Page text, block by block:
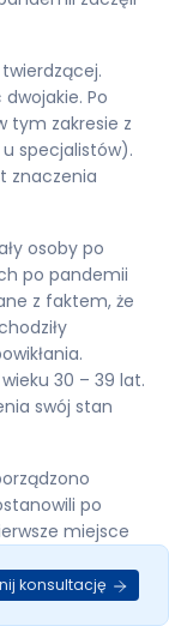
Po
tym zakresie z
specjalistów).
znaczenia
osoby po
po pandemii
z faktem, że
30 – 39 lat.
swój stan
po
miejsce
się Katowice –
konsultację